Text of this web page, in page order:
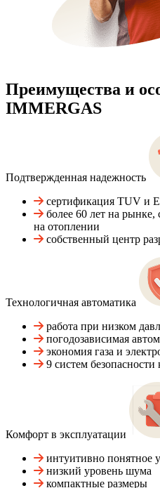
Преимущества и
IMMERGAS
Подтвержденная надежность
сертификация TUV и
более 60 лет на
на отоплении
собственный центр
Технологичная автоматика
работа при низком
погодозависимая
экономия газа и
9 систем безопасности
Комфорт в эксплуатации
интуитивно понятное
низкий уровень шума
компактные размеры